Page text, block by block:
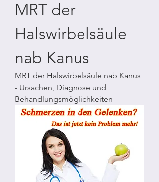
MRT der
Halswirbelsäule
nab Kanus
MRT der Halswirbelsäule nab Kanus
- Ursachen, Diagnose und
Behandlungsmöglichkeiten